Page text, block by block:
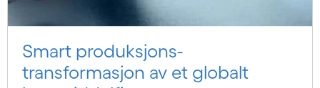
Smart produksjons-
transformasjon av et globalt